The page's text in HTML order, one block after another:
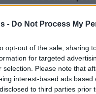
- Do Not Process My
opt-out of the sale, sharing
for targeted
selection. Please note that
interest-based ads
to third parties
byStoiximan,
επεισόδιο
31/5), για τις
Σπανούλη, με